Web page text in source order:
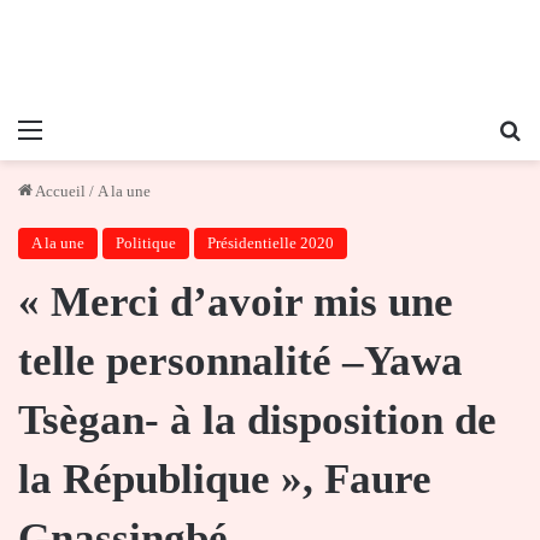
Menu
Accueil / A la une
A la une Politique Présidentielle 2020
« Merci d’avoir mis une
telle personnalité –Yawa
Tsègan- à la disposition de
la République », Faure